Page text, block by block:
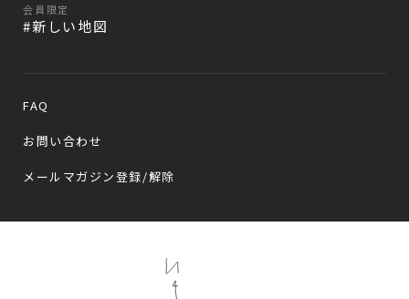
会員限定
#新しい地図
FAQ
お問い合わせ
メールマガジン登録/解除